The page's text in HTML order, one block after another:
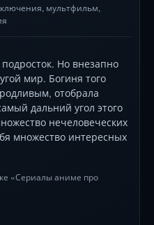
, мультфильм,
Но внезапно
мир. Богиня того
отобрала
дальний угол этого
нечеловеческих
множество интересных
«Сериалы аниме про